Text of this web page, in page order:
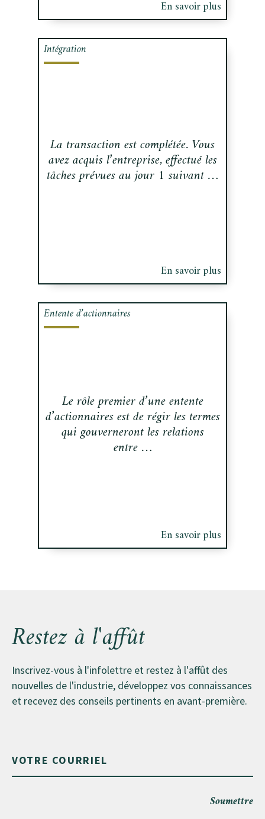
En savoir plus
Intégration
La transaction est complétée. Vous
avez acquis l’entreprise, effectué les
tâches prévues au jour 1 suivant …
En savoir plus
Entente d’actionnaires
Le rôle premier d’une entente
d’actionnaires est de régir les termes
qui gouverneront les relations
entre …
En savoir plus
Restez à l'affût
Inscrivez-vous à l'infolettre et restez à l'affût des
nouvelles de l'industrie, développez vos connaissances
et recevez des conseils pertinents en avant-première.
Soumettre